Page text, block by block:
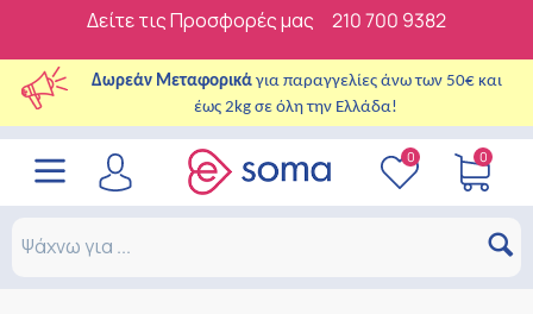
Δείτε τις Προσφορές μας 210 700 9382
Δωρεάν Μεταφορικά για παραγγελίες άνω των 50€ και
έως 2kg σε όλη την Ελλάδα!
0 0